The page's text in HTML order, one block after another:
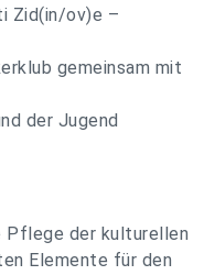
Zid(in/ov)e –
gemeinsam mit
der Jugend
Pflege der kulturellen
Elemente für den